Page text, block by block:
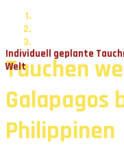
Tauchen
Galapagos
Philippinen
Individuell geplante
Welt